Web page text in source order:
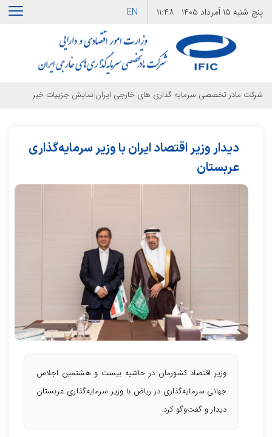
پنج شنبه ۱۵ اَمرداد ۱۴۰۵ ۱۱:۴۸ EN
شرکت مادر تخصصی سرمایه گذاری های خارجی ایران|نمایش جزییات خبر
دیدار وزیر اقتصاد ایران با وزیر سرمایه‌گذاری
عربستان
وزیر اقتصاد کشورمان در حاشیه بیست و هشتمین اجلاس
جهانی سرمایه‌گذاری در ریاض با وزیر سرمایه‌گذاری عربستان
دیدار و گفت‌وگو کرد.